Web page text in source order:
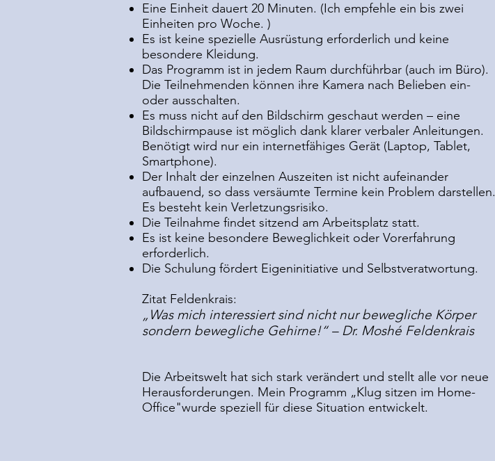
Eine Einheit dauert 20 Minuten. (Ich empfehle ein bis zwei
Einheiten pro Woche. )
Es ist keine spezielle Ausrüstung erforderlich und keine
besondere Kleidung.
Das Programm ist in jedem Raum durchführbar (auch im Büro).
Die Teilnehmenden können ihre Kamera nach Belieben ein-
oder ausschalten.
Es muss nicht auf den Bildschirm geschaut werden – eine
Bildschirmpause ist möglich dank klarer verbaler Anleitungen.
Benötigt wird nur ein internetfähiges Gerät (Laptop, Tablet,
Smartphone).
Der Inhalt der einzelnen Auszeiten ist nicht aufeinander
aufbauend, so dass versäumte Termine kein Problem darstellen.
Es besteht kein Verletzungsrisiko.
Die Teilnahme findet sitzend am Arbeitsplatz statt.
Es ist keine besondere Beweglichkeit oder Vorerfahrung
erforderlich.
Die Schulung fördert Eigeninitiative und Selbstveratwortung.
Zitat Feldenkrais:
„Was mich interessiert sind nicht nur bewegliche Körper
sondern bewegliche Gehirne!“ – Dr. Moshé Feldenkrais
Die Arbeitswelt hat sich stark verändert und stellt alle vor neue
Herausforderungen. Mein Programm „Klug sitzen im Home-
Office"wurde speziell für diese Situation entwickelt.